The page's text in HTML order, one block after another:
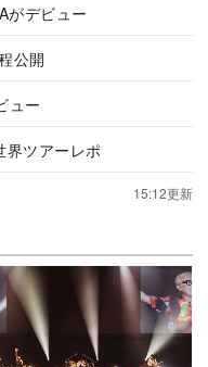
がデビュー
公開
ュー
ツアーレポ
15:12更新